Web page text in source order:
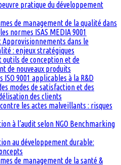
pratique du développement
de management de la qualité dans
normes ISAS MEDIA 9001
Approvisionnements dans le
: enjeux stratégiques
outils de conception et de
de nouveaux produits
ISO 9001 applicables à la R&D
modes de satisfaction et des
des clients
les actes malveillants : risques
à l’audit selon NGO Benchmarking
au développement durable:
de management de la santé &